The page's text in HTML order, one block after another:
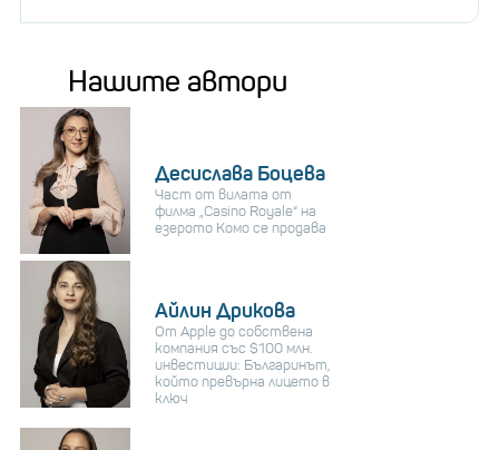
Нашите автори
Десислава Боцева
Част от вилата от
филма „Casino Royale“ на
езерото Комо се продава
Айлин Дрикова
От Apple до собствена
компания със $100 млн.
инвестиции: Българинът,
който превърна лицето в
ключ